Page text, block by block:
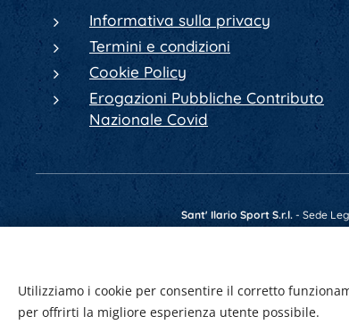
Informativa sulla privacy
Termini e condizioni
Cookie Policy
Erogazioni Pubbliche Contributo
Nazionale Covid
Sant' Ilario Sport S.r.l.- Sede
Utilizziamo i cookie per consentire il corretto
per offrirti la migliore esperienza utente possibile.